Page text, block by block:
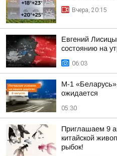
Вчера, 20:15
Евгений
состоянию на
06:03
М-1
ожидается
05:30
Приглашаем 9
китайской
рыбок!